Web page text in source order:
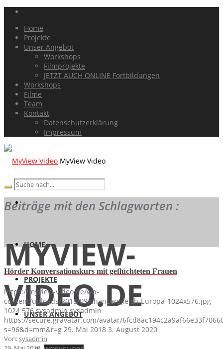
Home
Projekte
Unser Angebot
Workshops
Filmprojekte
JETZT AUCH ONLINE Fortbildungen
Workshops
Filme
Team
Kontakt
Datenschutzerklärung
Impressum
MyView Video
HOME
PROJEKTE
UNSER ANGEBOT
Beiträge mit den Schlagworten :
MYVIEW-
VIDEO.DE
Hörder Konversationskurs mit geflüchteten Frauen
https://myview-video.de/wp-
content/uploads/2018/09/chancengleich-Europa-1024x576.jpg
1024 576 sysadmin sysadmin
https://secure.gravatar.com/avatar/
s=96&d=mm&r=g 29. Mai 2018 3. August 2020
Von:sysadmin